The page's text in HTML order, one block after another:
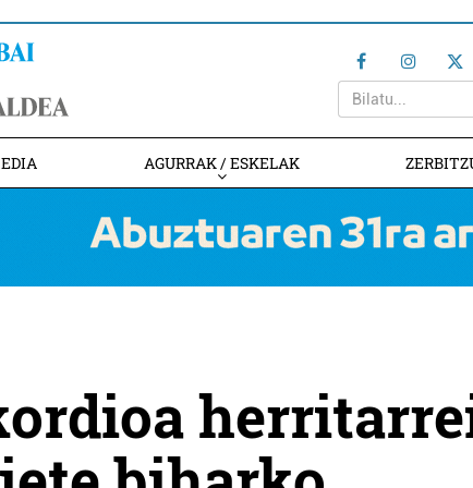
AGURRAK / ESKELAK